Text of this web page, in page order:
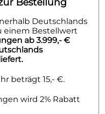
Deutschlands
einem Bestellwert
ab 3.999,- €
beträgt 15,- €.
wird 2% Rabatt